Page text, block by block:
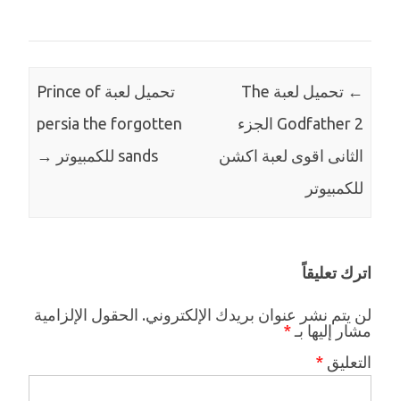
←
تحميل لعبة The
Godfather 2 الجزء
الثانى اقوى لعبة اكشن
للكمبيوتر
تحميل لعبة Prince of
persia the forgotten
sands للكمبيوتر
→
اترك تعليقاً
لن يتم نشر عنوان بريدك الإلكتروني. الحقول الإلزامية
مشار إليها بـ *
التعليق *